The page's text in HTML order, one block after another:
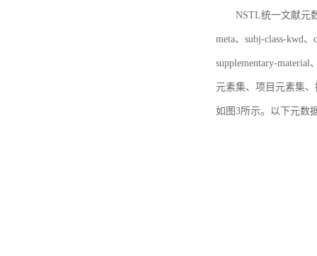
NSTL统一文献元
meta、subj-class-kwd
supplementary-
元素集、项目元素集
如图3所示。以下元数